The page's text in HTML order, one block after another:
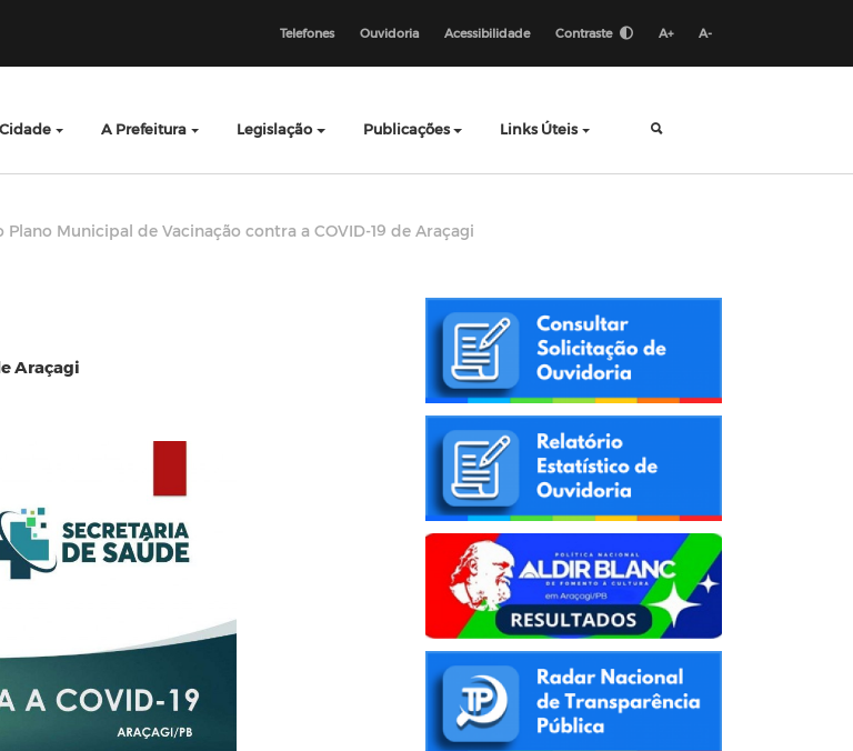
Telefones Ouvidoria Acessibilidade Contraste A+ A-
A Prefeitura Legislação Publicações Links Úteis
Plano Municipal de Vacinação contra a COVID-19 de Araçagi
Araçagi